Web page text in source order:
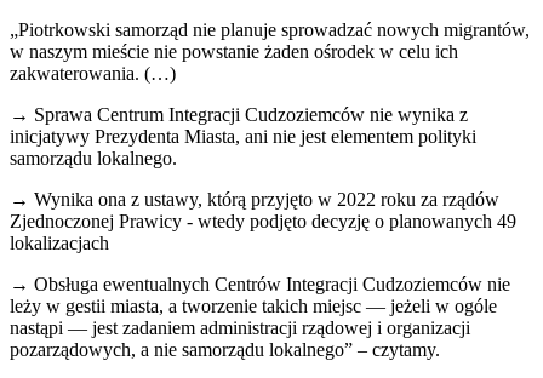
„Piotrkowski samorząd nie planuje sprowadzać nowych migrantów,
w naszym mieście nie powstanie żaden ośrodek w celu ich
zakwaterowania. (…)
→ Sprawa Centrum Integracji Cudzoziemców nie wynika z
inicjatywy Prezydenta Miasta, ani nie jest elementem polityki
samorządu lokalnego.
→ Wynika ona z ustawy, którą przyjęto w 2022 roku za rządów
Zjednoczonej Prawicy - wtedy podjęto decyzję o planowanych 49
lokalizacjach
→ Obsługa ewentualnych Centrów Integracji Cudzoziemców nie
leży w gestii miasta, a tworzenie takich miejsc — jeżeli w ogóle
nastąpi — jest zadaniem administracji rządowej i organizacji
pozarządowych, a nie samorządu lokalnego” – czytamy.